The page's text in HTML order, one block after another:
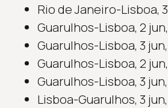
Rio de Janeiro-Lisboa,
Guarulhos-Lisboa, 2
Guarulhos-Lisboa, 3
Guarulhos-Lisboa, 2
Guarulhos-Lisboa, 3
Lisboa-Guarulhos, 3